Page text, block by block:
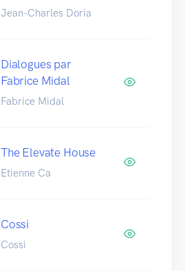
Jean-Charles Doria
Dialogues par
Fabrice Midal
Fabrice Midal
The Elevate House
Etienne Ca
Cossi
Cossi